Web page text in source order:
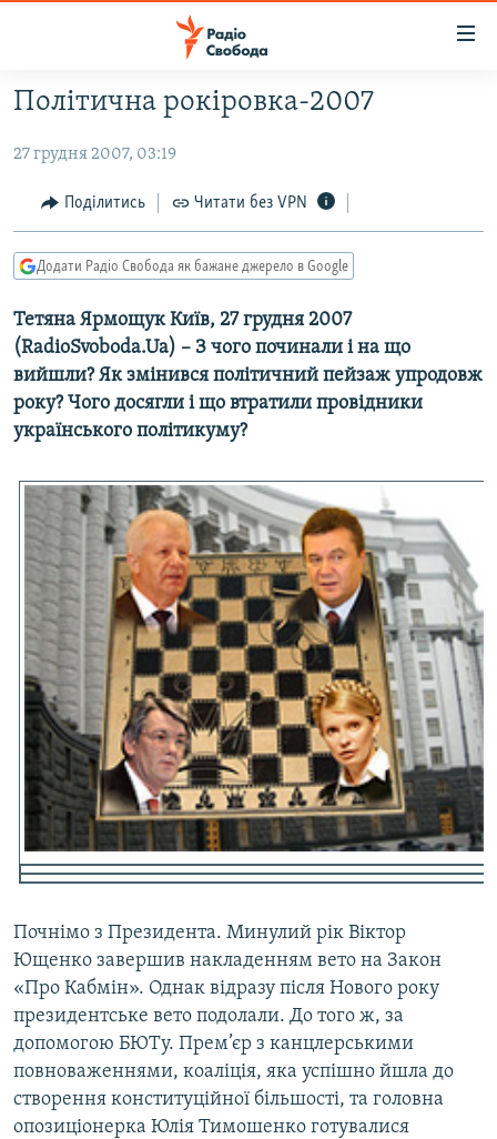
Перейти
до
основного
Перейти
до
основної
навігації
Перейти
до
пошуку
РАДІО СВОБОДА – 70 РОКІВ
ВСЕ ЗА ДОБУ
СТАТТІ
ЕКОНОМІКА
СУСПІЛЬСТВО
КУЛЬТУРА
СПОРТ
УКРАЇНА
СВІТ
ВІЙНА
РОСІЙСЬКА «ФІЛЬТРАЦІЯ»
ДОНБАС.РЕАЛІЇ
КРИМ.РЕАЛІЇ
ТИ ЯК?
СХЕМИ
КИТАЙ.ВИКЛИКИ
МУЛЬТИМЕДІА
ФОТО
СПЕЦПРОЄКТИ
ПОДКАСТИ
КРИМ РЕАЛІЇ
РУС
УКР
КТАТ
ДОЛУЧАЙСЯ!
Усі сайти RFE/RL
Політична рокіровка-2007
27 грудня 2007, 03:19
Поділитись Читати без VPN
Додати Радіо Свобода як бажане джерело в Google
Тетяна Ярмощук Київ, 27 грудня 2007
(RadioSvoboda.Ua) – З чого починали і на що
вийшли? Як змінився політичний пейзаж упродовж
року? Чого досягли і що втратили провідники
українського політикуму?
Почнімо з Президента. Минулий рік Віктор
Ющенко завершив накладенням вето на Закон
«Про Кабмін». Однак відразу після Нового року
президентське вето подолали. До того ж, за
допомогою БЮТу. Прем’єр з канцлерськими
повноваженнями, коаліція, яка успішно йшла до
створення конституційної більшості, та головна
опозиціонерка Юлія Тимошенко готувалися